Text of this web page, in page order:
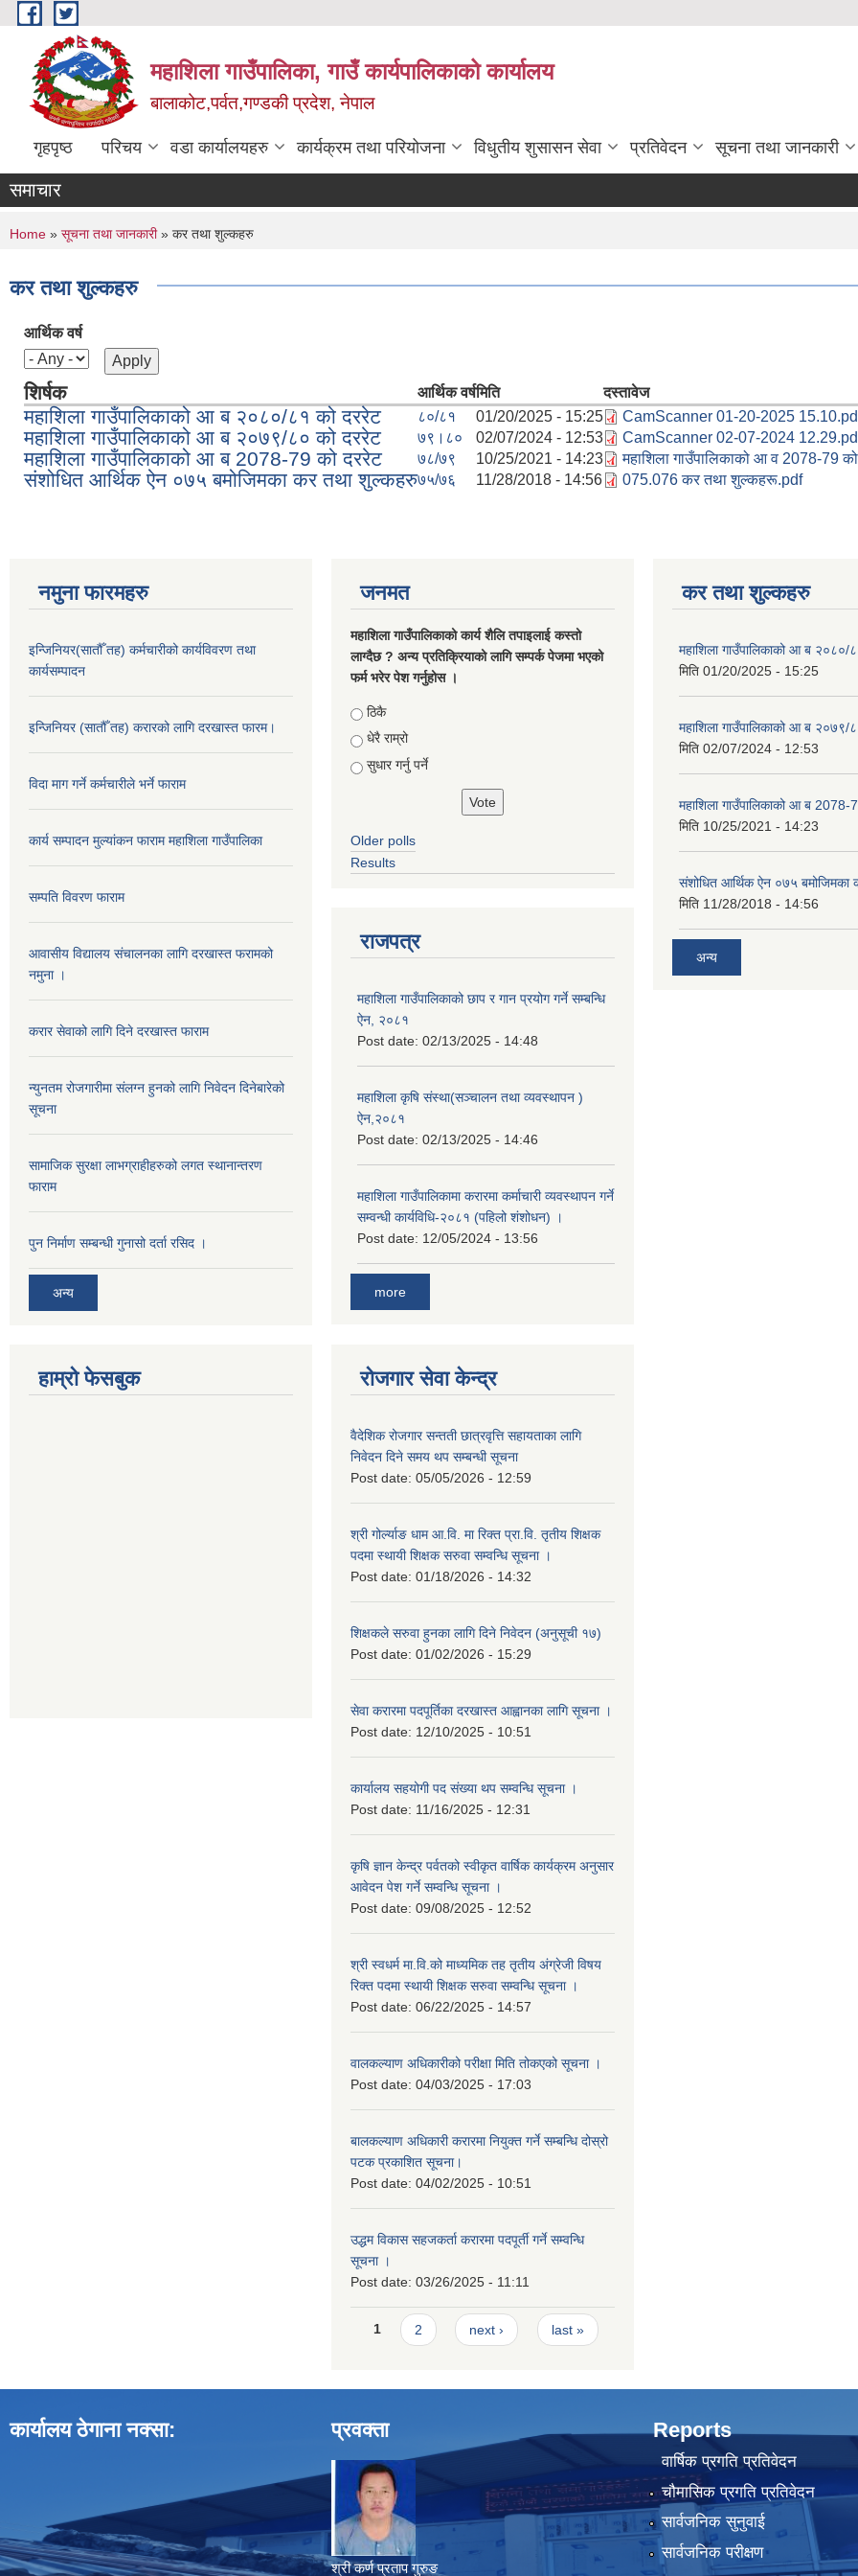
Skip to main content
महाशिला गाउँपालिका, गाउँ कार्यपालिकाको कार्यालय
बालाकोट,पर्वत,गण्डकी प्रदेश, नेपाल
गृहपृष्ठ परिचय वडा कार्यालयहरु कार्यक्रम तथा परियोजना विधुतीय शुसासन सेवा प्रतिवेदन सूचना तथा जानकारी
समाचार
You are here
Home » सूचना तथा जानकारी» कर तथा शुल्कहरु
कर तथा शुल्कहरु
आर्थिक वर्ष
शिर्षक आर्थिक वर्षमिति दस्तावेज
महाशिला गाउँपालिकाको आ ब २०८०/८१ को दररेट ८०/८१ 01/20/2025 - 15:25 CamScanner 01-20-2025
महाशिला गाउँपालिकाको आ ब २०७९/८० को दररेट ७९।८० 02/07/2024 - 12:53 CamScanner 02-07-2024
महाशिला गाउँपालिकाको आ ब 2078-79 को दररेट ७८/७९ 10/25/2021 - 14:23 महाशिला गाउँपालिकाको आ व 2078-79
संशोधित आर्थिक ऐन ०७५ बमोजिमका कर तथा शुल्कहरु७५/७६ 11/28/2018 - 14:56 075.076 कर तथा शुल्कहरू.pdf
नमुना फारमहरु
इन्जिनियर(सातौँ तह) कर्मचारीको कार्यविवरण तथा
कार्यसम्पादन
इन्जिनियर (सातौँ तह) करारको लागि दरखास्त फारम।
विदा माग गर्ने कर्मचारीले भर्ने फाराम
कार्य सम्पादन मुल्यांकन फाराम महाशिला गाउँपालिका
सम्पति विवरण फाराम
आवासीय विद्यालय संचालनका लागि दरखास्त फरामको
नमुना ।
करार सेवाको लागि दिने दरखास्त फाराम
न्युनतम रोजगारीमा संलग्न हुनको लागि निवेदन दिनेबारेको
सूचना
सामाजिक सुरक्षा लाभग्राहीहरुको लगत स्थानान्तरण
फाराम
पुन निर्माण सम्बन्धी गुनासो दर्ता रसिद ।
अन्य
जनमत
महाशिला गाउँपालिकाको कार्य शैलि तपाइलाई कस्तो
लाग्दैछ ? अन्य प्रतिक्रियाको लागि सम्पर्क पेजमा भएको
फर्म भरेर पेश गर्नुहोस ।
Choices
ठिकै
धेरै राम्रो
सुधार गर्नु पर्ने
Older polls
Results
राजपत्र
महाशिला गाउँपालिकाको छाप र गान प्रयोग गर्ने सम्बन्धि
ऐन, २०८१
Post date: 02/13/2025 - 14:48
महाशिला कृषि संस्था(सञ्चालन तथा व्यवस्थापन )
ऐन,२०८१
Post date: 02/13/2025 - 14:46
महाशिला गाउँपालिकामा करारमा कर्माचारी व्यवस्थापन गर्ने
सम्वन्धी कार्यविधि-२०८१ (पहिलो शंशोधन) ।
Post date: 12/05/2024 - 13:56
more
कर तथा शुल्कहरु
महाशिला गाउँपालिकाको आ ब २०८०/
मिति 01/20/2025 - 15:25
महाशिला गाउँपालिकाको आ ब २०७९/
मिति 02/07/2024 - 12:53
महाशिला गाउँपालिकाको आ ब 2078-
मिति 10/25/2021 - 14:23
संशोधित आर्थिक ऐन ०७५
मिति 11/28/2018 - 14:56
अन्य
हाम्रो फेसबुक रोजगार सेवा केन्द्र
वैदेशिक रोजगार सन्तती छात्रवृत्ति सहायताका लागि
निवेदन दिने समय थप सम्बन्धी सूचना
Post date: 05/05/2026 - 12:59
श्री गोर्ल्याङ धाम आ.वि. मा रिक्त प्रा.वि. तृतीय शिक्षक
पदमा स्थायी शिक्षक सरुवा सम्वन्धि सूचना ।
Post date: 01/18/2026 - 14:32
शिक्षकले सरुवा हुनका लागि दिने निवेदन (अनुसूची १७)
Post date: 01/02/2026 - 15:29
सेवा करारमा पदपूर्तिका दरखास्त आह्वानका लागि सूचना ।
Post date: 12/10/2025 - 10:51
कार्यालय सहयोगी पद संख्या थप सम्वन्धि सूचना ।
Post date: 11/16/2025 - 12:31
कृषि ज्ञान केन्द्र पर्वतको स्वीकृत वार्षिक कार्यक्रम अनुसार
आवेदन पेश गर्ने सम्वन्धि सूचना ।
Post date: 09/08/2025 - 12:52
श्री स्वधर्म मा.वि.को माध्यमिक तह तृतीय अंग्रेजी विषय
रिक्त पदमा स्थायी शिक्षक सरुवा सम्वन्धि सूचना ।
Post date: 06/22/2025 - 14:57
वालकल्याण अधिकारीको परीक्षा मिति तोकएको सूचना ।
Post date: 04/03/2025 - 17:03
बालकल्याण अधिकारी करारमा नियुक्त गर्ने सम्बन्धि दोस्रो
पटक प्रकाशित सूचना।
Post date: 04/02/2025 - 10:51
उद्धम विकास सहजकर्ता करारमा पदपूर्ती गर्ने सम्वन्धि
सूचना ।
Post date: 03/26/2025 - 11:11
Pages
1 2 next › last »
कार्यालय ठेगाना नक्सा: प्रवक्ता
श्री कर्ण प्रताप गुरुङ
Reports
वार्षिक प्रगति प्रतिवेदन
चौमासिक प्रगति प्रतिवेदन
सार्वजनिक सुनुवाई
सार्वजनिक परीक्षण